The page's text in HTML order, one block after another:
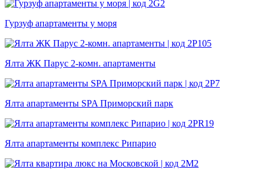
Гурзуф апартаменты у моря
Ялта ЖК Парус 2-комн. апартаменты
Ялта апартаменты SPA Приморский парк
Ялта апартаменты комплекс Рипарио